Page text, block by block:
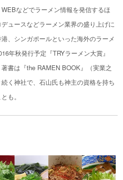
などでラーメン情報を発信するほ
ュースなどラーメン業界の盛り上げに
、シンガポールといった海外のラーメ
年秋発行予定『TRYラーメン大賞』
書は『the RAMEN BOOK』（実業之
く神社で、石山氏も神主の資格を持ち
も。